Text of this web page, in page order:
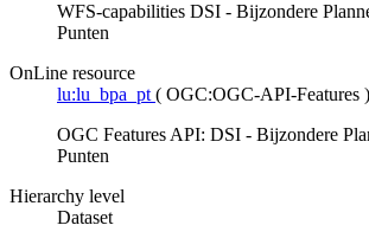
WFS-capabilities DSI - Bijzondere
Punten
OnLine resource
lu:lu_bpa_pt( OGC:OGC-API-Features )
OGC Features API: DSI - Bijzondere
Punten
Hierarchy level
Dataset